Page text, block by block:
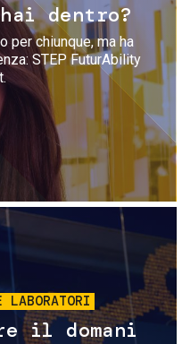
dentro?
per chiunque, ma ha
STEP FuturAbility
LABORATORI
il domani